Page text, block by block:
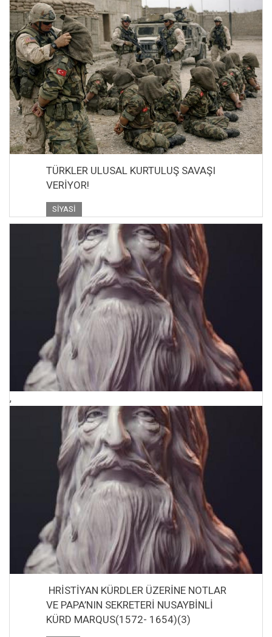
TÜRKLER ULUSAL KURTULUŞ SAVAŞI
VERİYOR!
SIYASI
,
HRİSTİYAN KÜRDLER ÜZERİNE NOTLAR
VE PAPA’NIN SEKRETERİ NUSAYBİNLİ
KÜRD MARQUS(1572- 1654)(3)